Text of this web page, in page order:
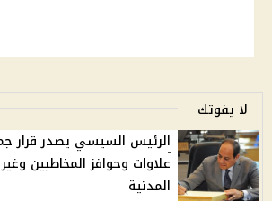
لا يفوتك
الرئيس السيسي يصدر قرار
علاوات وحوافز المخاطبين
المدنية